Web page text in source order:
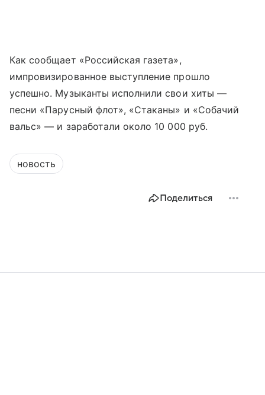
Как сообщает «Российская газета»,
импровизированное выступление прошло
успешно. Музыканты исполнили свои хиты —
песни «Парусный флот», «Стаканы» и «Собачий
вальс» — и заработали около 10 000 руб.
новость
Поделиться